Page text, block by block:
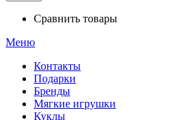
Сравнить товары
Меню
Контакты
Подарки
Бренды
Мягкие игрушки
Куклы